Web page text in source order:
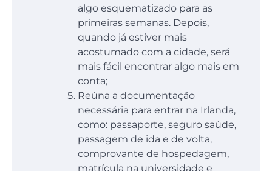
algo esquematizado para as
primeiras semanas. Depois,
quando já estiver mais
acostumado com a cidade, será
mais fácil encontrar algo mais em
conta;
Reúna a documentação
necessária para entrar na Irlanda,
como: passaporte, seguro saúde,
passagem de ida e de volta,
comprovante de hospedagem,
matrícula na universidade e